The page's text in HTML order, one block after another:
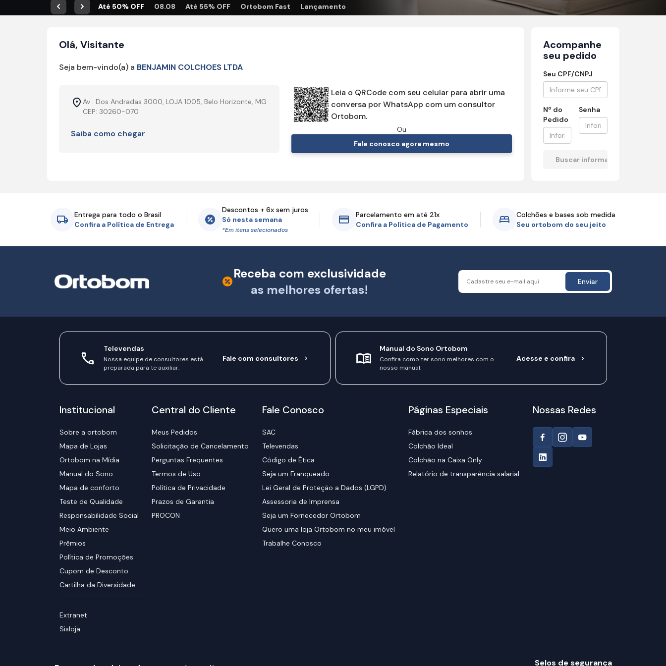
AnteriorPróximoAté 50% OFF 08.08 Até 55% OFF Ortobom Fast Lançamento
Olá, Visitante
Seja bem-vindo(a) a BENJAMIN COLCHOES LTDA
Av : Dos Andradas 3000, LOJA 1005, Belo Horizonte, MG
CEP: 30260-070
Saiba como chegar
Leia o QRCode com seu celular para abrir uma
conversa por WhatsApp com um consultor
Ortobom.
Ou
Fale conosco agora mesmo
Acompanhe
seu pedido
Seu CPF/CNPJ
Nº do
Pedido
Senha
Entrega para todo o Brasil
Confira a Política de Entrega
Descontos + 6x sem juros
Só nesta semana
*Em itens selecionados
Parcelamento em até 21x
Confira a Política de Pagamento
Colchões e bases sob medida
Seu ortobom do seu jeito
Receba com exclusividade
as melhores ofertas!
Enviar
Televendas
Nossa equipe de consultores está
preparada para te auxiliar.
Fale com consultores
Manual do Sono Ortobom
Confira como ter sono melhores com o
nosso manual.
Acesse e confira
Institucional
Sobre a ortobom
Mapa de Lojas
Ortobom na Mídia
Manual do Sono
Mapa de conforto
Teste de Qualidade
Responsabilidade Social
Meio Ambiente
Prêmios
Política de Promoções
Cupom de Desconto
Cartilha da Diversidade
Extranet
Sisloja
Central do Cliente
Meus Pedidos
Solicitação de Cancelamento
Perguntas Frequentes
Termos de Uso
Política de Privacidade
Prazos de Garantia
PROCON
Fale Conosco
SAC
Televendas
Código de Ética
Seja um Franqueado
Lei Geral de Proteção a Dados (LGPD)
Assessoria de Imprensa
Seja um Fornecedor Ortobom
Quero uma loja Ortobom no meu imóvel
Trabalhe Conosco
Páginas Especiais
Fábrica dos sonhos
Colchão Ideal
Colchão na Caixa Only
Relatório de transparência salarial
Nossas Redes
Selos de segurança